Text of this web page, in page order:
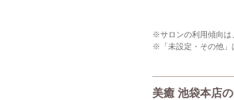
※サロンの利用傾向は
※「未設定・その他」
美癒 池袋本店